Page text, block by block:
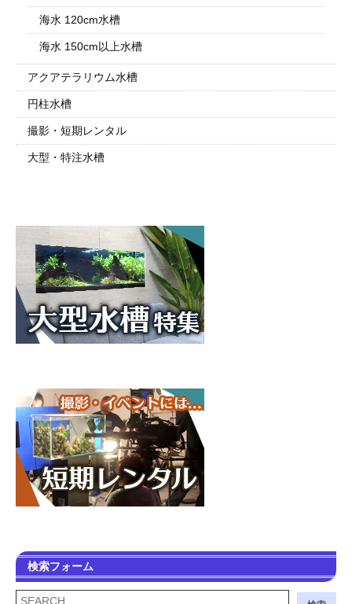
海水 120cm水槽
海水 150cm以上水槽
アクアテラリウム水槽
円柱水槽
撮影・短期レンタル
大型・特注水槽
検索フォーム